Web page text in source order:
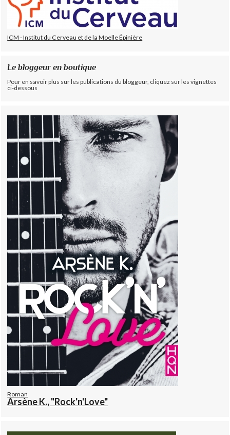
ICM - Institut du Cerveau et de la Moelle Épinière
Le bloggeur en boutique
Pour en savoir plus sur les publications du bloggeur, cliquez sur les vignettes
ci-dessous
Roman
Arsène K., "Rock'n'Love"